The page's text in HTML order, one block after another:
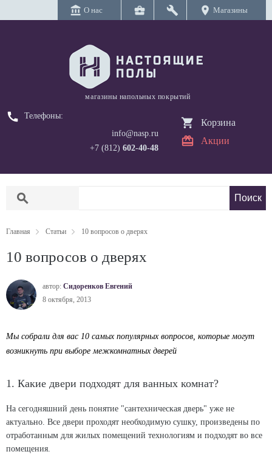
account_balance О нас business_center build location_on Магазины
магазины напольных покрытий
call
Телефоны:
info@nasp.ru
+7 (812) 602-40-48
Корзина
Акции
search
Главная Статьи 10 вопросов о дверях
10 вопросов о дверях
автор: Сидоренков Евгений
8 октября, 2013
Мы собрали для вас 10 самых популярных вопросов, которые могут
возникнуть при выборе межкомнатных дверей
1. Какие двери подходят для ванных комнат?
На сегодняшний день понятие "сантехническая дверь" уже не
актуально. Все двери проходят необходимую сушку, произведены по
отработанным для жилых помещений технологиям и подходят во все
помещения.